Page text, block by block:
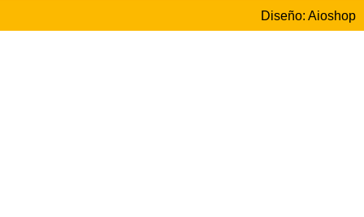
Diseño: Aioshop